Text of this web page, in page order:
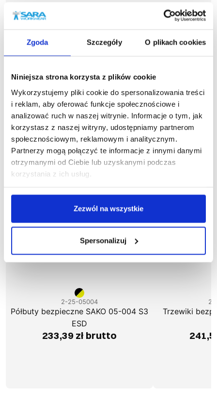
Zgoda Szczegóły O plikach cookies
Niniejsza strona korzysta z plików cookie
Wykorzystujemy pliki cookie do spersonalizowania treści
i reklam, aby oferować funkcje społecznościowe i
analizować ruch w naszej witrynie. Informacje o tym, jak
korzystasz z naszej witryny, udostępniamy partnerom
społecznościowym, reklamowym i analitycznym.
Partnerzy mogą połączyć te informacje z innymi danymi
otrzymanymi od Ciebie lub uzyskanymi podczas
korzystania z ich usług.
Zezwól na wszystkie
Spersonalizuj
Podobne produkty
2-25-05004
Półbuty bezpieczne SAKO 05-004 S3
ESD
233,39 zł brutto
2-
Trzewiki